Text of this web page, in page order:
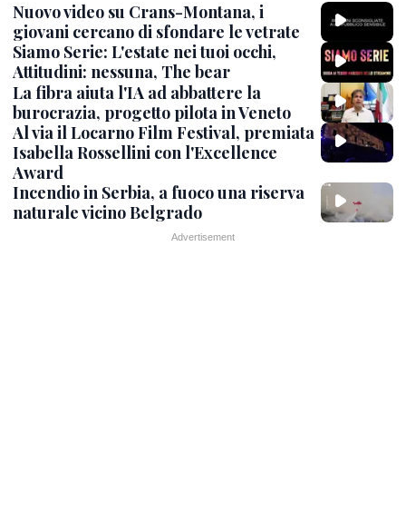
Nuovo video su Crans-Montana, i
giovani cercano di sfondare le vetrate
Siamo Serie: L'estate nei tuoi occhi,
Attitudini: nessuna, The bear
La fibra aiuta l'IA ad abbattere la
burocrazia, progetto pilota in Veneto
Al via il Locarno Film Festival, premiata
Isabella Rossellini con l'Excellence
Award
Incendio in Serbia, a fuoco una riserva
naturale vicino Belgrado